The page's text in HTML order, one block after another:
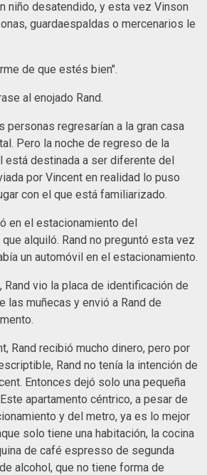
niño desatendido, y esta vez Vinson
guardaespaldas o mercenarios le
de que estés bien".
al enojado Rand.
personas regresarían a la gran casa
Pero la noche de regreso de la
está destinada a ser diferente del
por Vincent en realidad lo puso
con el que está familiarizado.
en el estacionamiento del
alquiló. Rand no preguntó esta vez
un automóvil en el estacionamiento.
Rand vio la placa de identificación de
las muñecas y envió a Rand de
Rand recibió mucho dinero, pero por
Rand no tenía la intención de
Entonces dejó solo una pequeña
apartamento céntrico, a pesar de
y del metro, ya es lo mejor
solo tiene una habitación, la cocina
de café espresso de segunda
alcohol, que no tiene forma de